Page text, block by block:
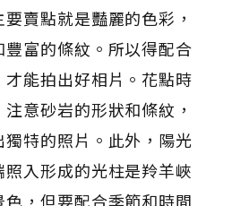
賣點就是豔麗的色彩，
豐富的條紋。所以得配合
才能拍出好相片。花點時
意砂岩的形狀和條紋，
特的照片。此外，陽光
照入形成的光柱是羚羊峽
，但要配合季節和時間